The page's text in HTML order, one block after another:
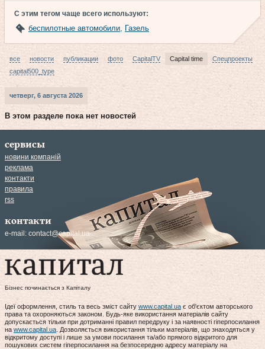
С этим тегом чаще всего используют:
беспилотные автомобили, Газель
все новости публикации фото CapitalTV Capital time
Спецпроекты
capital500_type
четверг, 6 августа 2026
В этом разделе пока нет новостей
сервисы
новини компаній
реклама
контакти
правила
rss
контакти
e-mail: contact@capital.ua
Бізнес починається з Капіталу
Ідеї оформлення, стиль та весь зміст сайту www.capital.ua є об'єктом авторського
права та охороняються законом. Будь-яке використання матеріалів сайту
допускається тільки при дотриманні правил передруку і за наявності гіперпосилання
на www.capital.ua . Дозволяється використання тільки матеріалів, що знаходяться у
відкритому доступі і лише за умови посилання та/або прямого відкритого для
пошукових систем гіперпосилання на безпосередню адресу матеріалу на